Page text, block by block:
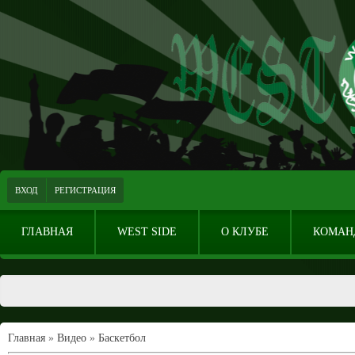
ВХОД РЕГИСТРАЦИЯ
ГЛАВНАЯ WEST SIDE О КЛУБЕ
Главная » Видео » Баскетбол